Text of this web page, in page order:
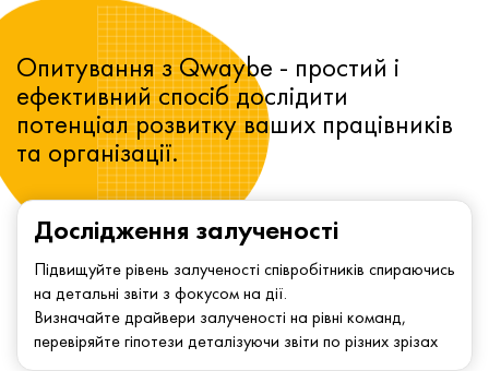
Дослідження залученості
Підвищуйте рівень залученості співробітників спираючись
на детальні звіти з фокусом на дії.
Визначайте драйвери залученості на рівні команд,
перевіряйте гіпотези деталізуючи звіти по різних зрізах
Опитування з Qwaybe - простий і
ефективний спосіб дослідити
потенціал розвитку ваших працівників
та організації.